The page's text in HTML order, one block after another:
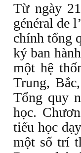
Từ ngày
général de
chính tổng
ký ban
một hệ
Trung,
Tổng quy
học.
tiểu học
một số trí